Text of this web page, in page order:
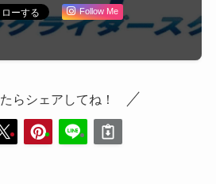
Follow Me
らシェアしてね！